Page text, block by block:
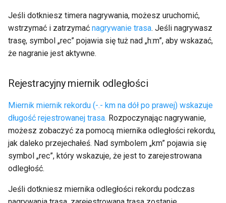
Jeśli dotkniesz timera nagrywania, możesz uruchomić,
wstrzymać i zatrzymać nagrywanie trasa. Jeśli nagrywasz
trasę, symbol „rec” pojawia się tuż nad „h:m”, aby wskazać,
że nagranie jest aktywne.
Rejestracyjny miernik odległości
Miernik miernik rekordu (-.- km na dół po prawej) wskazuje
długość rejestrowanej trasa. Rozpoczynając nagrywanie,
możesz zobaczyć za pomocą miernika odległości rekordu,
jak daleko przejechałeś. Nad symbolem „km” pojawia się
symbol „rec”, który wskazuje, że jest to zarejestrowana
odległość.
Jeśli dotkniesz miernika odległości rekordu podczas